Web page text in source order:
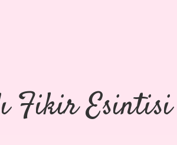
Fikir Esintisi